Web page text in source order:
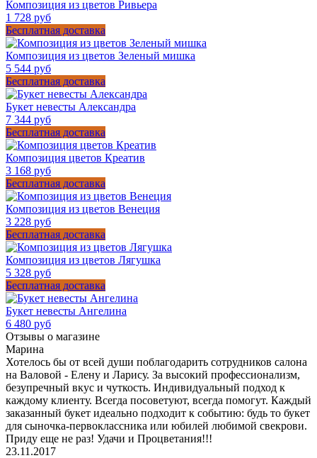
Композиция из цветов Ривьера
1 728 руб
Бесплатная доставка
Композиция из цветов Зеленый мишка
5 544 руб
Бесплатная доставка
Букет невесты Александра
7 344 руб
Бесплатная доставка
Композиция цветов Креатив
3 168 руб
Бесплатная доставка
Композиция из цветов Венеция
3 228 руб
Бесплатная доставка
Композиция из цветов Лягушка
5 328 руб
Бесплатная доставка
Букет невесты Ангелина
6 480 руб
Отзывы о магазине
Марина
Хотелось бы от всей души поблагодарить сотрудников салона
на Валовой - Елену и Ларису. За высокий профессионализм,
безупречный вкус и чуткость. Индивидуальный подход к
каждому клиенту. Всегда посоветуют, всегда помогут. Каждый
заказанный букет идеально подходит к событию: будь то букет
для сыночка-первоклассника или юбилей любимой свекрови.
Приду еще не раз! Удачи и Процветания!!!
23.11.2017